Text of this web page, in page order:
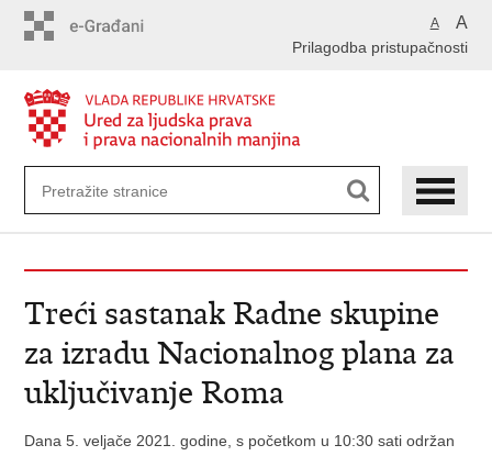
A A
Prilagodba pristupačnosti
Treći sastanak Radne skupine
za izradu Nacionalnog plana za
uključivanje Roma
Dana 5. veljače 2021. godine, s početkom u 10:30 sati održan